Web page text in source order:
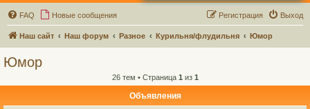
FAQ Новые сообщения Выход
Регистрация
Наш сайт Наш форум Разное Курильня/флудильня Юмор
Юмор
26 тем • Страница 1 из 1
Объявления